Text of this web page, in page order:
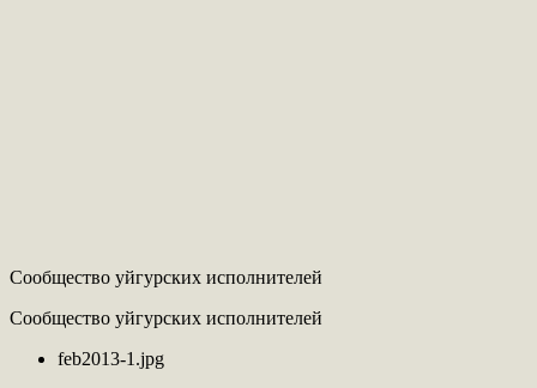
Сообщество уйгурских исполнителей
Сообщество уйгурских исполнителей
feb2013-1.jpg